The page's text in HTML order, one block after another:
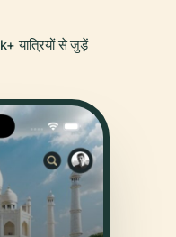
यात्रियों से जुड़ें